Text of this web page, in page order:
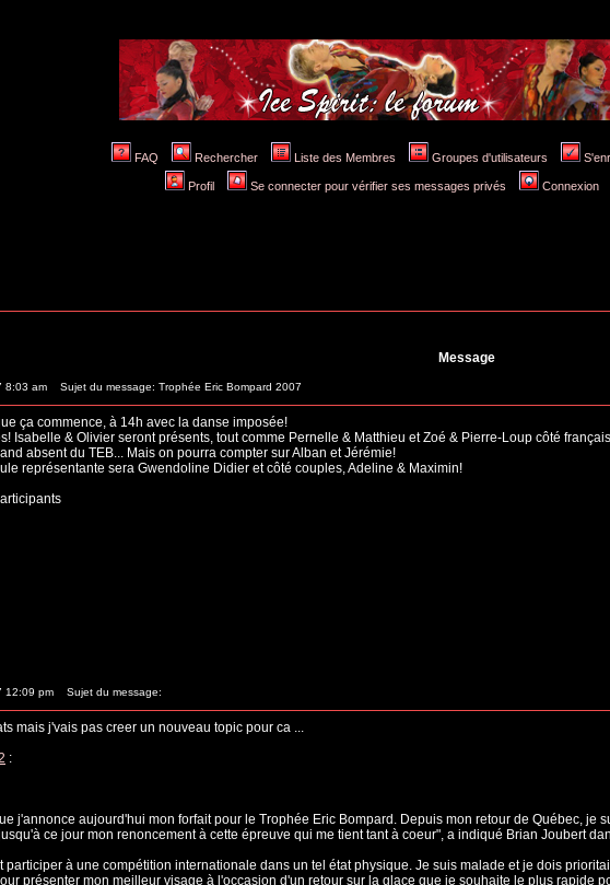
FAQ Rechercher Liste des Membres Groupes d'utilisateurs
Profil Se connecter pour vérifier ses messages privés Connexion
Message
8:03 am Sujet du message: Trophée Eric Bompard 2007
ça commence, à 14h avec la danse imposée!
Isabelle & Olivier seront présents, tout comme Pernelle & Matthieu et Zoé & Pierre-Loup côté
absent du TEB... Mais on pourra compter sur Alban et Jérémie!
représentante sera Gwendoline Didier et côté couples, Adeline & Maximin!
12:09 pm Sujet du message:
mais j'vais pas creer un nouveau topic pour ca ...
:
j'annonce aujourd'hui mon forfait pour le Trophée Eric Bompard. Depuis mon retour de Québec, je
ce jour mon renoncement à cette épreuve qui me tient tant à coeur", a indiqué Brian Joubert
participer à une compétition internationale dans un tel état physique. Je suis malade et je dois
présenter mon meilleur visage à l'occasion d'un retour sur la glace que je souhaite le plus rapide